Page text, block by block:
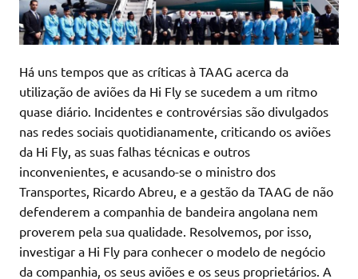
Há uns tempos que as críticas à TAAG acerca da
utilização de aviões da Hi Fly se sucedem a um ritmo
quase diário. Incidentes e controvérsias são divulgados
nas redes sociais quotidianamente, criticando os aviões
da Hi Fly, as suas falhas técnicas e outros
inconvenientes, e acusando-se o ministro dos
Transportes, Ricardo Abreu, e a gestão da TAAG de não
defenderem a companhia de bandeira angolana nem
proverem pela sua qualidade. Resolvemos, por isso,
investigar a Hi Fly para conhecer o modelo de negócio
da companhia, os seus aviões e os seus proprietários. A